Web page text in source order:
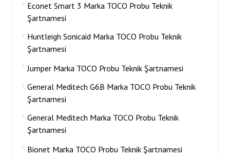
Econet Smart 3 Marka TOCO Probu Teknik
Şartnamesi
Huntleigh Sonicaid Marka TOCO Probu Teknik
Şartnamesi
Jumper Marka TOCO Probu Teknik Şartnamesi
General Meditech G6B Marka TOCO Probu Teknik
Şartnamesi
General Meditech Marka TOCO Probu Teknik
Şartnamesi
Bionet Marka TOCO Probu Teknik Şartnamesi